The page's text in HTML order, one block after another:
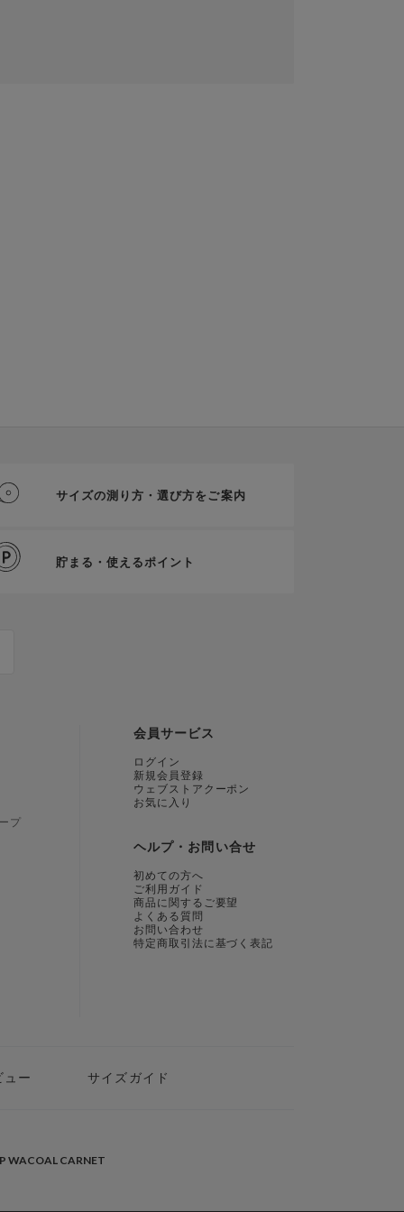
サイズの測り方・選び方をご案内
貯まる・使えるポイント
プ
会員サービス
ログイン
新規会員登録
ウェブストアクーポン
お気に入り
ヘルプ・お問い合せ
初めての方へ
ご利用ガイド
商品に関するご要望
よくある質問
お問い合わせ
特定商取引法に基づく表記
ュー サイズガイド
WACOAL CARNET